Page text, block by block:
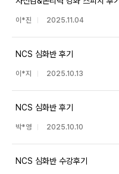
이*진 2025.11.04
NCS 심화반 후기
이*지 2025.10.13
NCS 심화반 후기
박*영 2025.10.10
NCS 심화반 수강후기